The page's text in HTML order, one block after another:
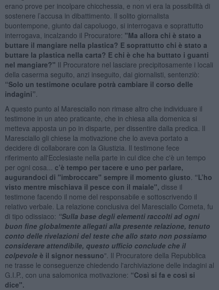
erano prove per incolpare chicchessia, e non vi era la possibilità di
sostenere l’accusa in dibattimento. Il solito giornalista
buontempone, giunto dal capoluogo, si interrogava e soprattutto
interrogava, incalzando il Procuratore: "Ma allora chi è stato a
buttare il mangiare nella plastica? E soprattutto chi è stato a
buttare la plastica nella carta? E chi è che ha buttato i guanti
nel mangiare?" Il Procuratore nel lasciare precipitosamente i locali
della caserma seguito, anzi inseguito, dai giornalisti, sentenziò:
“Solo un testimone oculare potrà cambiare il corso delle
indagini”
A questo punto al Maresciallo non rimase altro che individuare il
testimone in un ateo praticante, che in chiesa alla domenica si
metteva apposta un po in disparte, per dissentire dalla predica. Il
Maresciallo gli chiese la motivazione che lo aveva portato a
decidere di collaborare con la Giustizia. Il testimone fece
riferimento all'Ecclesiaste nella parte in cui dice che c'è un tempo
per ogni cosa... c’è tempo per tacere e uno per parlare,
augurandoci di "imbroccare" sempre il momento giusto “L’ho
visto mentre mischiava il pesce con il maiale", disse il
testimone facendo il nome del responsabile e sottoscrivendo il
relativo verbale. La relazione conclusiva del Maresciallo Cometa, fu
di tipo odissiaco: “Sulla base degli elementi raccolti ad ogni
buon fine globalmente allegati alla presente relazione, tenuto
conto delle rivelazioni del teste che allo stato non possiamo
considerare attendibile, questo ufficio conclude che il
colpevole è il signor nessuno". Il Procuratore della Repubblica
ne trasse le conseguenze chiedendo l'archiviazione delle indagini al
G.I.P., con una salomonica motivazione: “Così si fa e così si
dice".